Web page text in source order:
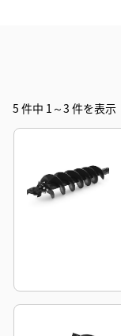
5 件中 1～3 件を表示